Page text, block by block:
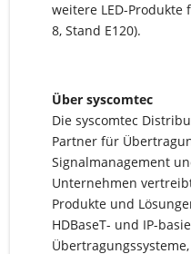
weitere LED-Produkte
8, Stand E120).
Über syscomtec
Die syscomtec
Partner für
Signalmanagement
Unternehmen
Produkte und
HDBaseT- und IP-